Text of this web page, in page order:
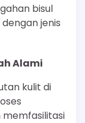
bisul
jenis
Alami
kulit di